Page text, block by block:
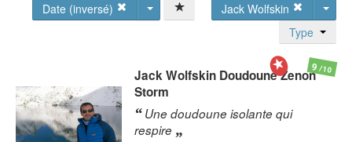
Date (inversé)
Jack Wolfskin
Type
Jack Wolfskin Doudoune Zenon
Storm
Une doudoune isolante qui
respire
9/10